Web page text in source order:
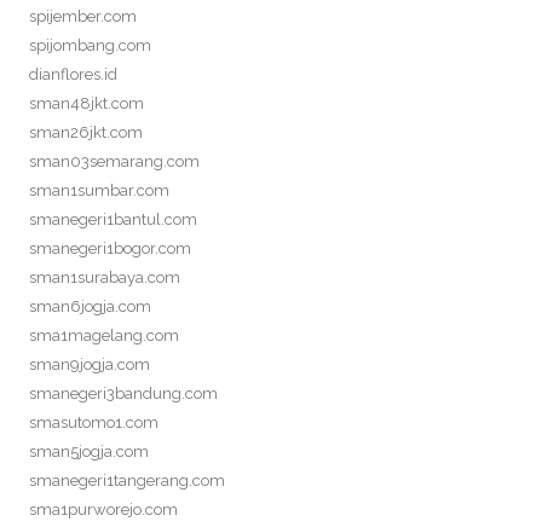
spijember.com
spijombang.com
dianflores.id
sman48jkt.com
sman26jkt.com
sman03semarang.com
sman1sumbar.com
smanegeri1bantul.com
smanegeri1bogor.com
sman1surabaya.com
sman6jogja.com
sma1magelang.com
sman9jogja.com
smanegeri3bandung.com
smasutomo1.com
sman5jogja.com
smanegeri1tangerang.com
sma1purworejo.com